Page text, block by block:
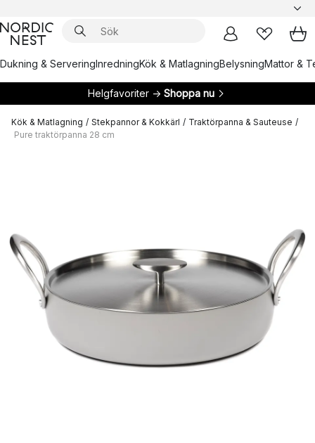
Dukning & ServeringInredningKök & MatlagningBelysningMattor &
Helgfavoriter → Shoppa nu
Kök & Matlagning / Stekpannor & Kokkärl / Traktörpanna & Sauteuse /
Pure traktörpanna 28 cm